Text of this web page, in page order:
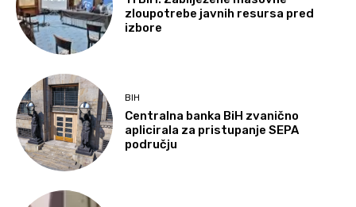
zloupotrebe javnih resursa pred
izbore
BIH
Centralna banka BiH zvanično
aplicirala za pristupanje SEPA
području